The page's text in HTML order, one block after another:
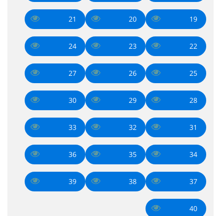
19
20
21
22
23
24
25
26
27
28
29
30
31
32
33
34
35
36
37
38
39
40